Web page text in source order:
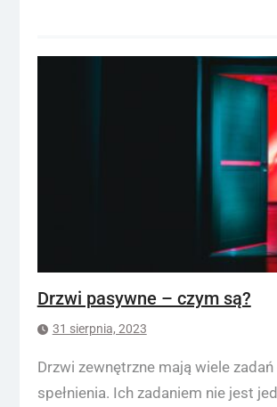
Drzwi pasywne – czym są?
31 sierpnia, 2023
Drzwi zewnętrzne mają wiele zadań
spełnienia. Ich zadaniem nie jest